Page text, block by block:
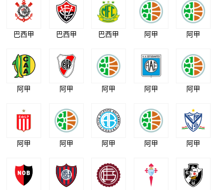
巴西甲 巴西甲 巴西甲 阿甲 阿甲
阿甲 阿甲 阿甲 阿甲 阿甲
阿甲 阿甲 阿甲 阿甲 阿甲